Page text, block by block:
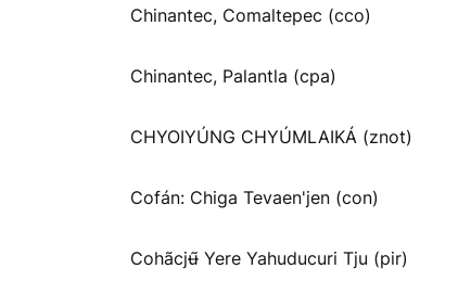
Chinantec, Comaltepec (cco)
Chinantec, Palantla (cpa)
CHYOIYÚNG CHYÚMLAIKÁ (znot)
Cofán: Chiga Tevaen'jen (con)
Cohãcjʉ̃ Yere Yahuducuri Tju (pir)